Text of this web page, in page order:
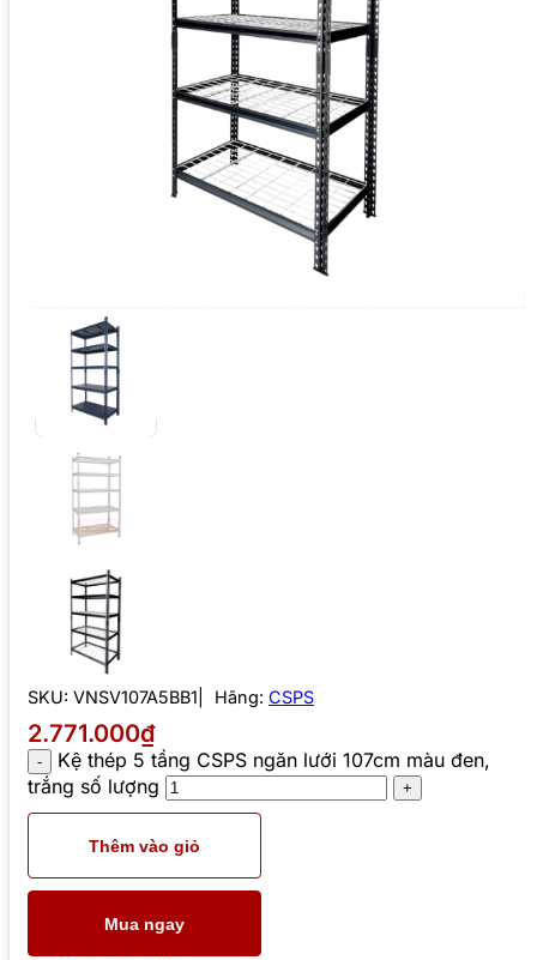
SKU: VNSV107A5BB1 Hãng: CSPS
2.771.000₫
Kệ thép 5 tầng CSPS ngăn lưới 107cm màu đen,
trắng số lượng
Thêm vào giỏ
Mua ngay